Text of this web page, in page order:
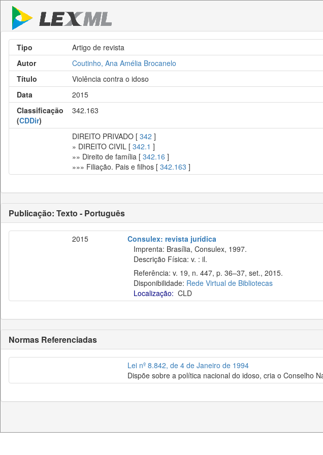
Tipo
Artigo de revista
Autor
Coutinho, Ana Amélia Brocanelo
Título
Violência contra o idoso
Data
2015
Classificação
(CDDir)
342.163
DIREITO PRIVADO [ 342 ]
» DIREITO CIVIL [ 342.1 ]
»» Direito de família [ 342.16 ]
»»» Filiação. Pais e filhos [ 342.163 ]
Publicação: Texto - Português
2015
Consulex: revista jurídica
Imprenta: Brasília, Consulex, 1997.
Descrição Física: v. : il.
Referência: v. 19, n. 447, p. 36–37, set., 2015.
Disponibilidade: Rede Virtual de Bibliotecas
Localização: CLD
Normas Referenciadas
Lei nº 8.842, de 4 de Janeiro de 1994
Dispõe sobre a política nacional do idoso, cria o Conselho